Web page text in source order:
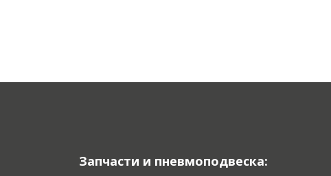
Запчасти и пневмоподвеска: